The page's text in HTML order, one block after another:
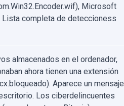
Microsoft
Lista completa de deteccioness
almacenados en el ordenador,
ahora tienen una extensión
Aparece un mensaje
Los ciberdelincuentes